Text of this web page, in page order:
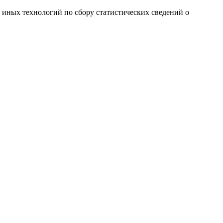
технологий по сбору статистических сведений о